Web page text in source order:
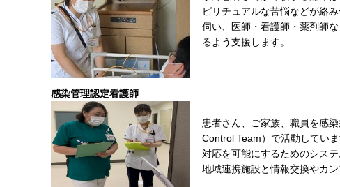
ピリチュアルな苦悩などが絡
伺い、医師・看護師・薬剤師
るよう支援します。
感染管理認定看護師
患者さん、ご家族、職員を感
Control Team）で活動してい
対応を可能にするためのシス
地域連携施設と情報交換やカ